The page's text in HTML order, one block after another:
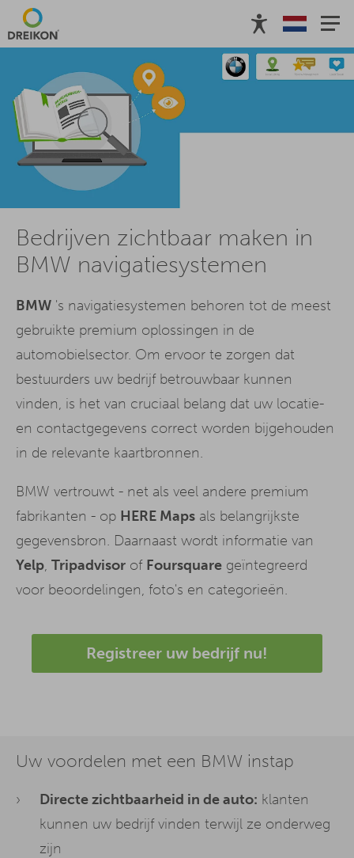
Bedrijven zichtbaar maken in
BMW navigatiesystemen
BMW 's navigatiesystemen behoren tot de meest
gebruikte premium oplossingen in de
automobielsector. Om ervoor te zorgen dat
bestuurders uw bedrijf betrouwbaar kunnen
vinden, is het van cruciaal belang dat uw locatie-
en contactgegevens correct worden bijgehouden
in de relevante kaartbronnen.
BMW vertrouwt - net als veel andere premium
fabrikanten - op HERE Maps als belangrijkste
gegevensbron. Daarnaast wordt informatie van
Yelp, Tripadvisor of Foursquare geïntegreerd
voor beoordelingen, foto's en categorieën.
Registreer uw bedrijf nu!
Uw voordelen met een BMW instap
Directe zichtbaarheid in de auto: klanten
kunnen uw bedrijf vinden terwijl ze onderweg
zijn